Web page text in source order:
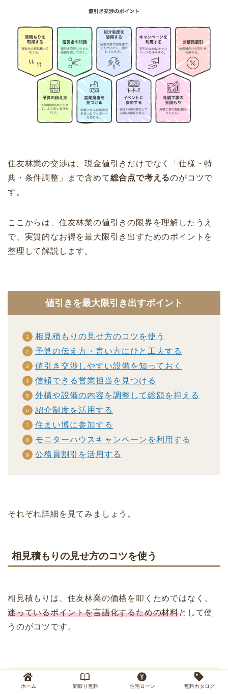
住友林業の交渉は、現金値引きだけでなく「仕様・特
典・条件調整」まで含めて総合点で考えるのがコツで
す。
ここからは、住友林業の値引きの限界を理解したうえ
で、実質的なお得を最大限引き出すためのポイントを
整理して解説します。
値引きを最大限引き出すポイント
相見積もりの見せ方のコツを使う
予算の伝え方・言い方にひと工夫する
値引き交渉しやすい設備を知っておく
信頼できる営業担当を見つける
外構や設備の内容を調整して総額を抑える
紹介制度を活用する
住まい博に参加する
モニターハウスキャンペーンを利用する
公務員割引を活用する
それぞれ詳細を見てみましょう。
相見積もりの見せ方のコツを使う
相見積もりは、住友林業の価格を叩くためではなく、
迷っているポイントを言語化するための材料として使
うのがコツです。
そして値引きを最大限に引き出すには、相見
ホーム 間取り無料 住宅ローン 無料カタログ